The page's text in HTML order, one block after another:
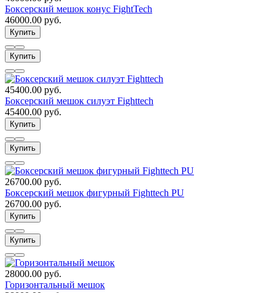
Боксерский мешок конус FightTech
46000.00 руб.
Купить
Купить
45400.00 руб.
Боксерский мешок силуэт Fighttech
45400.00 руб.
Купить
Купить
26700.00 руб.
Боксерский мешок фигурный Fighttech PU
26700.00 руб.
Купить
Купить
28000.00 руб.
Горизонтальный мешок